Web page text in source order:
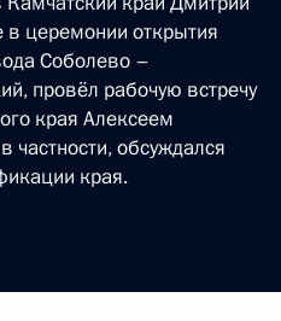
в церемонии открытия
Соболево –
провёл рабочую встречу
края Алексеем
частности, обсуждался
края.